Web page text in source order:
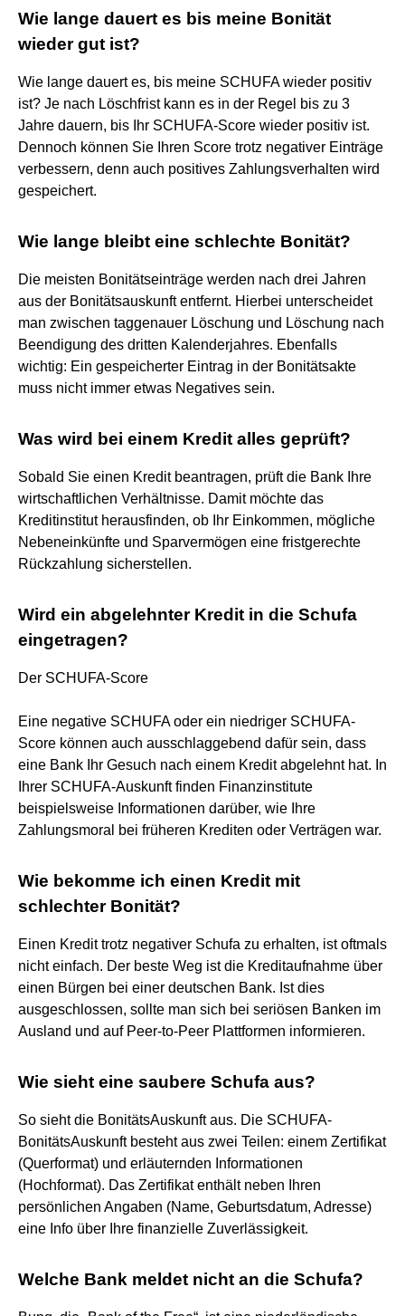
Wie lange dauert es bis meine Bonität
wieder gut ist?
Wie lange dauert es, bis meine SCHUFA wieder positiv
ist? Je nach Löschfrist kann es in der Regel bis zu 3
Jahre dauern, bis Ihr SCHUFA-Score wieder positiv ist.
Dennoch können Sie Ihren Score trotz negativer Einträge
verbessern, denn auch positives Zahlungsverhalten wird
gespeichert.
Wie lange bleibt eine schlechte Bonität?
Die meisten Bonitätseinträge werden nach drei Jahren
aus der Bonitätsauskunft entfernt. Hierbei unterscheidet
man zwischen taggenauer Löschung und Löschung nach
Beendigung des dritten Kalenderjahres. Ebenfalls
wichtig: Ein gespeicherter Eintrag in der Bonitätsakte
muss nicht immer etwas Negatives sein.
Was wird bei einem Kredit alles geprüft?
Sobald Sie einen Kredit beantragen, prüft die Bank Ihre
wirtschaftlichen Verhältnisse. Damit möchte das
Kreditinstitut herausfinden, ob Ihr Einkommen, mögliche
Nebeneinkünfte und Sparvermögen eine fristgerechte
Rückzahlung sicherstellen.
Wird ein abgelehnter Kredit in die Schufa
eingetragen?
Der SCHUFA-Score
Eine negative SCHUFA oder ein niedriger SCHUFA-
Score können auch ausschlaggebend dafür sein, dass
eine Bank Ihr Gesuch nach einem Kredit abgelehnt hat. In
Ihrer SCHUFA-Auskunft finden Finanzinstitute
beispielsweise Informationen darüber, wie Ihre
Zahlungsmoral bei früheren Krediten oder Verträgen war.
Wie bekomme ich einen Kredit mit
schlechter Bonität?
Einen Kredit trotz negativer Schufa zu erhalten, ist oftmals
nicht einfach. Der beste Weg ist die Kreditaufnahme über
einen Bürgen bei einer deutschen Bank. Ist dies
ausgeschlossen, sollte man sich bei seriösen Banken im
Ausland und auf Peer-to-Peer Plattformen informieren.
Wie sieht eine saubere Schufa aus?
So sieht die BonitätsAuskunft aus. Die SCHUFA-
BonitätsAuskunft besteht aus zwei Teilen: einem Zertifikat
(Querformat) und erläuternden Informationen
(Hochformat). Das Zertifikat enthält neben Ihren
persönlichen Angaben (Name, Geburtsdatum, Adresse)
eine Info über Ihre finanzielle Zuverlässigkeit.
Welche Bank meldet nicht an die Schufa?